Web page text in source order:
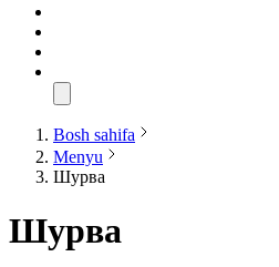
Bosh sahifa
Menyu
Шурва
Шурва